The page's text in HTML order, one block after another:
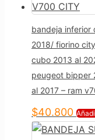
bandeja inferior
2018/ fiorino
cubo 2013 al
peugeot bipper
al 2017 – ram
$40.800